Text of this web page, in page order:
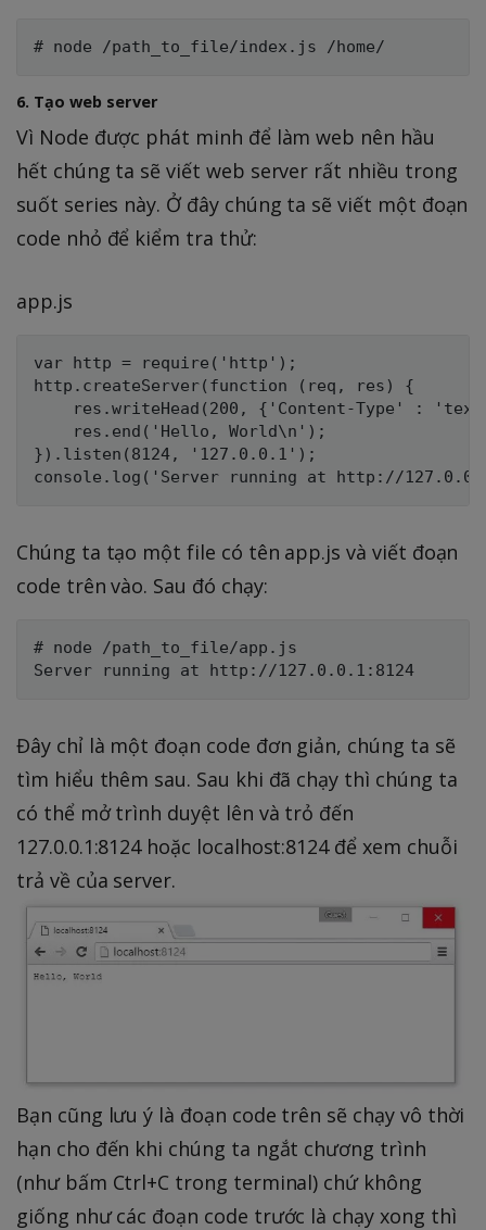
6. Tạo web server
Vì Node được phát minh để làm web nên hầu
hết chúng ta sẽ viết web server rất nhiều trong
suốt series này. Ở đây chúng ta sẽ viết một đoạn
code nhỏ để kiểm tra thử:
app.js
var http = require('http');
http.createServer(function (req, res) {
res.writeHead(200, {'Content-Type' :
    res.end('Hello, World\n');
}).listen(8124, '127.0.0.1');
Chúng ta tạo một file có tên app.js và viết đoạn
code trên vào. Sau đó chạy:
# node /path_to_file/app.js
Đây chỉ là một đoạn code đơn giản, chúng ta sẽ
tìm hiểu thêm sau. Sau khi đã chạy thì chúng ta
có thể mở trình duyệt lên và trỏ đến
127.0.0.1:8124 hoặc localhost:8124 để xem chuỗi
trả về của server.
Bạn cũng lưu ý là đoạn code trên sẽ chạy vô thời
hạn cho đến khi chúng ta ngắt chương trình
(như bấm Ctrl+C trong terminal) chứ không
giống như các đoạn code trước là chạy xong thì